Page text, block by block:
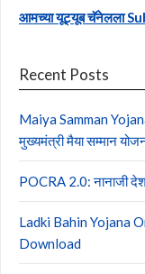
आमच्या यूट्यूब चॅनेलला
Recent Posts
Maiya Samman
मुख्यमंत्री मैया सम्मान
POCRA 2.0: नानाजी
Ladki Bahin Yojana
Download